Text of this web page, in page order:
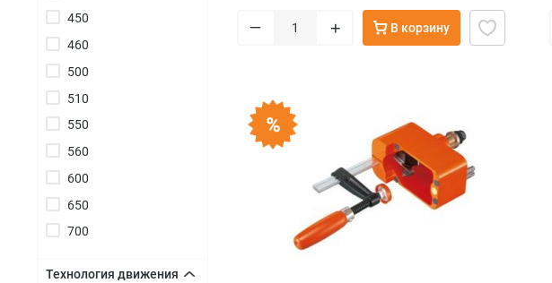
450
460
500
510
550
560
600
650
700
Технология движения
– + В корзину